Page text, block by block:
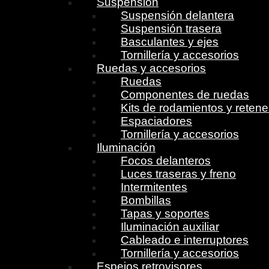
Suspensión delantera
Suspensión trasera
Basculantes y ejes
Tornillería y accesorios
Ruedas y accesorios
Ruedas
Componentes de ruedas
Kits de rodamientos y
Espaciadores
Tornillería y accesorios
Iluminación
Focos delanteros
Luces traseras y freno
Intermitentes
Bombillas
Tapas y soportes
Iluminación auxiliar
Cableado e interruptores
Tornillería y accesorios
Espejos retrovisores